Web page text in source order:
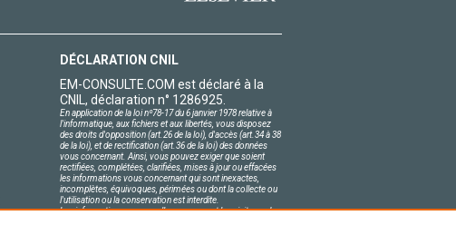
DÉCLARATION CNIL
EM-CONSULTE.COM est déclaré à la
CNIL, déclaration n° 1286925.
En application de la loi nº78-17 du 6 janvier 1978 relative à
l'informatique, aux fichiers et aux libertés, vous disposez
des droits d'opposition (art.26 de la loi), d'accès (art.34 à 38
de la loi), et de rectification (art.36 de la loi) des données
vous concernant. Ainsi, vous pouvez exiger que soient
rectifiées, complétées, clarifiées, mises à jour ou effacées
les informations vous concernant qui sont inexactes,
incomplètes, équivoques, périmées ou dont la collecte ou
l'utilisation ou la conservation est interdite.
Les informations personnelles concernant les visiteurs de